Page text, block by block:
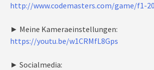
http://www.codemasters.com/game/f1-
► Meine Kameraeinstellungen:
https://youtu.be/w1CRMfL8Gps
► Socialmedia: